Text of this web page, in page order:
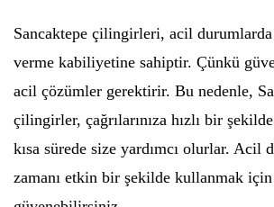
Sancaktepe çilingirleri, acil durumlarda
verme kabiliyetine sahiptir. Çünkü
acil çözümler gerektirir. Bu nedenle,
çilingirler, çağrılarınıza hızlı bir
kısa sürede size yardımcı olurlar. Acil
zamanı etkin bir şekilde kullanmak için